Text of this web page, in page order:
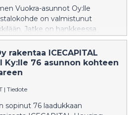
Vuokra-asunnot Oy:lle
on valmistunut
Jatke on hankkeessa
aktiivisesti kehittämäänsä
rakentaa ICECAPITAL
Ky:lle 76 asunnon kohteen
| Tiedote
sopinut 76 laadukkaan